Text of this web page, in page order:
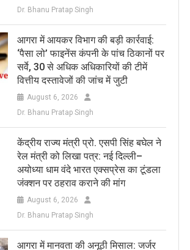
Dr. Bhanu Pratap Singh
आगरा में आयकर विभाग की बड़ी कार्रवाई:
‘पैसा लो’ फाइनेंस कंपनी के पांच ठिकानों पर
सर्वे, 30 से अधिक अधिकारियों की टीमें
वित्तीय दस्तावेजों की जांच में जुटी
August 6, 2026
Dr. Bhanu Pratap Singh
केंद्रीय राज्य मंत्री प्रो. एसपी सिंह बघेल ने
रेल मंत्री को लिखा पत्र: नई दिल्ली–
अयोध्या धाम वंदे भारत एक्सप्रेस का टूंडला
जंक्शन पर ठहराव कराने की मांग
August 6, 2026
Dr. Bhanu Pratap Singh
आगरा में मानवता की अनूठी मिसाल: जर्जर